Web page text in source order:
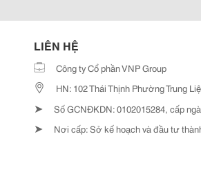
LIÊN HỆ
Công ty Cổ phần VNP Group
HN: 102 Thái Thịnh Phường Trung
➤ Số GCNĐKDN: 0102015284, cấp
➤ Nơi cấp: Sở kế hoạch và đầu tư